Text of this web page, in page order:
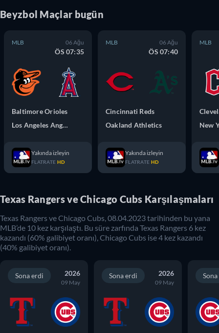
Beyzbol Maçlar bugün
MLB 06 Ağu
ÖS 07:35
Baltimore Orioles
Los Angeles Angels
Yakında izleyin
FLATRATE HD
MLB 06 Ağu
ÖS 07:40
Cincinnati Reds
Oakland Athletics
Yakında izleyin
FLATRATE HD
MLB
New
Texas Rangers ve Chicago Cubs Karşılaşmaları
Texas Rangers veChicago Cubs 08.04.2023tarihinden bu yana
MLB’de 10 kez karşılaştı. Bu süre zarfında Texas Rangers 6 kez
kazandı (60% galibiyet oranı), Chicago Cubs ise4 kez kazandı
(40% galibiyet oranı).
Sona erdi 2026
09 May
Sona erdi 2026
09 May